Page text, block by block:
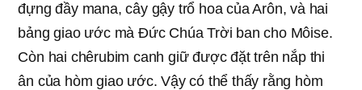
đựng đầy mana, cây gậy trổ hoa của Arôn, và hai
bảng giao ước mà Đức Chúa Trời ban cho Môise.
Còn hai chêrubim canh giữ được đặt trên nắp thi
ân của hòm giao ước. Vậy có thể thấy rằng hòm